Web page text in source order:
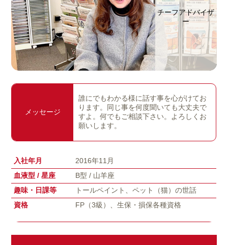
チーフアドバイザ
ー
メッセージ
誰にでもわかる様に話す事を心がけてお
ります。同じ事を何度聞いても大丈夫で
すよ。何でもご相談下さい。よろしくお
願いします。
入社年月
2016年11月
血液型 / 星座
B型 / 山羊座
趣味・日課等
トールペイント、ペット（猫）の世話
資格
FP（3級）、生保・損保各種資格